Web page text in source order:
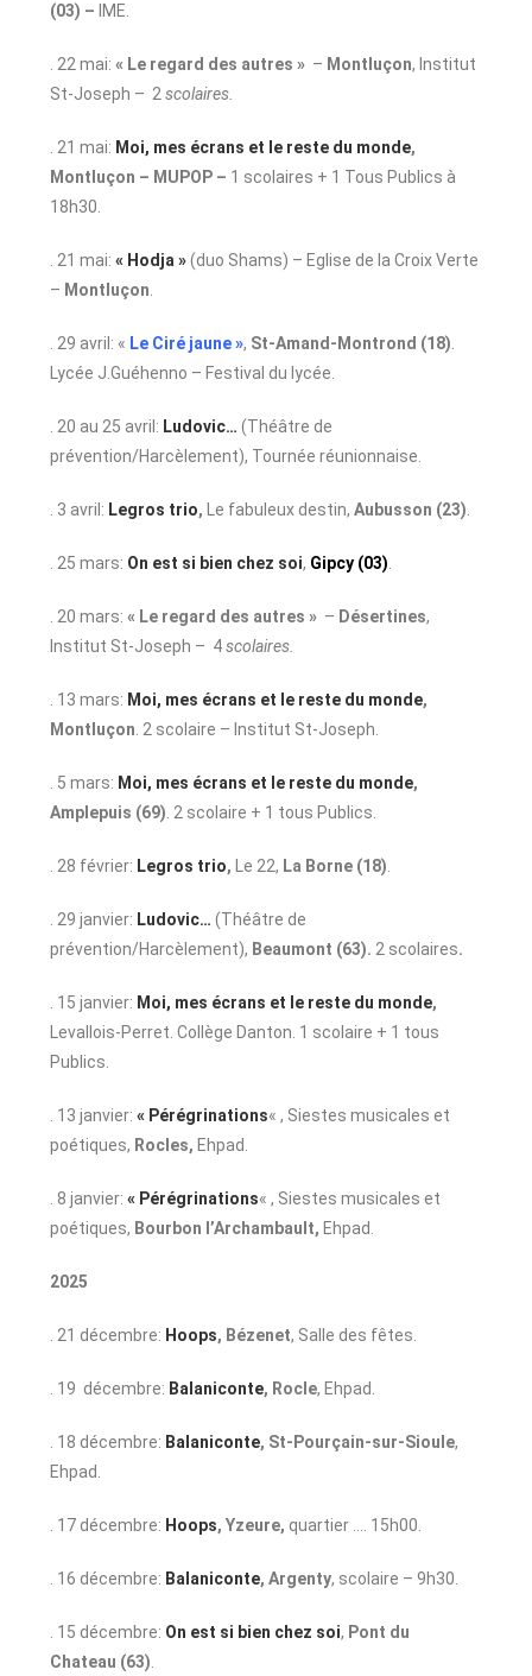
(03) – IME.
. 22 mai:« Le regard des autres » – Montluçon, Institut
St-Joseph – 2scolaires.
. 21 mai: Moi, mes écrans et le reste du monde,
Montluçon – MUPOP – 1 scolaires + 1 Tous Publics à
18h30.
. 21 mai:« Hodja »(duo Shams) – Eglise de la Croix Verte
– Montluçon
. 29 avril: « Le Ciré jaune », St-Amand-Montrond (18)
Lycée J.Guéhenno – Festival du lycée.
. 20 au 25 avril: Ludovic… (Théâtre de
prévention/Harcèlement), Tournée réunionnaise.
. 3 avril: Legros trio, Le fabuleux destin,Aubusson (23)
. 25 mars: On est si bien chez soi, Gipcy (03)
. 20 mars:« Le regard des autres » – Désertines,
Institut St-Joseph – 4scolaires.
. 13 mars: Moi, mes écrans et le reste du monde,
Montluçon . 2 scolaire – Institut St-Joseph.
. 5 mars: Moi, mes écrans et le reste du monde,
Amplepuis (69) . 2 scolaire + 1 tous Publics.
. 28 février: Legros trio, Le 22, La Borne (18)
. 29 janvier: Ludovic… (Théâtre de
prévention/Harcèlement), Beaumont (63). 2 scolaires.
. 15 janvier: Moi, mes écrans et le reste du monde,
Levallois-Perret. Collège Danton. 1 scolaire + 1 tous
Publics.
. 13 janvier:« Pérégrinations« , Siestes musicales et
poétiques, Rocles, Ehpad.
. 8 janvier:« Pérégrinations« , Siestes musicales et
poétiques, Bourbon l’Archambault, Ehpad.
2025
. 21 décembre: Hoops, Bézenet, Salle des fêtes.
. 19 décembre: Balaniconte, Rocle, Ehpad.
. 18 décembre: Balaniconte, St-Pourçain-sur-Sioule,
Ehpad.
. 17 décembre: Hoops, Yzeure, quartier …. 15h00.
. 16 décembre: Balaniconte, Argenty, scolaire – 9h30.
. 15 décembre: On est si bien chez soi, Pont du
Chateau (63)